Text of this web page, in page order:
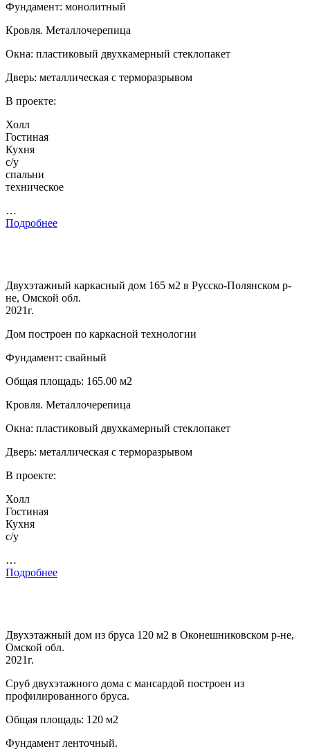
Фундамент: монолитный
Кровля. Металлочерепица
Окна: пластиковый двухкамерный стеклопакет
Дверь: металлическая с терморазрывом
В проекте:
Холл
Гостиная
Кухня
с/у
спальни
техническое
…
Подробнее
Двухэтажный каркасный дом 165 м2 в Русско-Полянском р-
не, Омской обл.
2021г.
Дом построен по каркасной технологии
Фундамент: свайный
Общая площадь: 165.00 м2
Кровля. Металлочерепица
Окна: пластиковый двухкамерный стеклопакет
Дверь: металлическая с терморазрывом
В проекте:
Холл
Гостиная
Кухня
с/у
…
Подробнее
Двухэтажный дом из бруса 120 м2 в Оконешниковском р-не,
Омской обл.
2021г.
Сруб двухэтажного дома с мансардой построен из
профилированного бруса.
Общая площадь: 120 м2
Фундамент ленточный.